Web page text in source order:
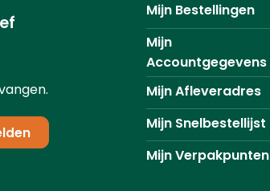
Mijn Bestellingen
Mijn
Accountgegevens
Mijn Afleveradres
Mijn Snelbestellijst
Mijn Verpakpunten